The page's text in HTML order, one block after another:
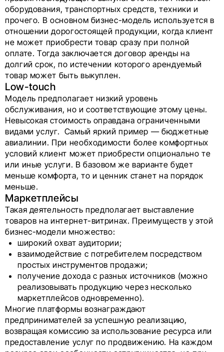
оборудования, транспортных средств, техники и
прочего. В основном бизнес-модель используется в
отношении дорогостоящей продукции, когда клиент
не может приобрести товар сразу при полной
оплате. Тогда заключается договор аренды на
долгий срок, по истечении которого арендуемый
товар может быть выкуплен.
Low-touch
Модель предполагает низкий уровень
обслуживания, но и соответствующие этому цены.
Невысокая стоимость оправдана ограниченными
видами услуг. Самый яркий пример — бюджетные
авиалинии. При необходимости более комфортных
условий клиент может приобрести опционально те
или иные услуги. В базовом же варианте будет
меньше комфорта, то и ценник станет на порядок
меньше.
Маркетплейсы
Такая деятельность предполагает выставление
товаров на интернет-витринах. Преимуществ у этой
бизнес-модели множество:
широкий охват аудитории;
взаимодействие с потребителем посредством
простых инструментов продажи;
получение дохода с разных источников (можно
реализовывать продукцию через несколько
маркетплейсов одновременно).
Многие платформы вознаграждают
предпринимателей за успешную реализацию,
возвращая комиссию за использование ресурса или
предоставление услуг по продвижению. На каждом